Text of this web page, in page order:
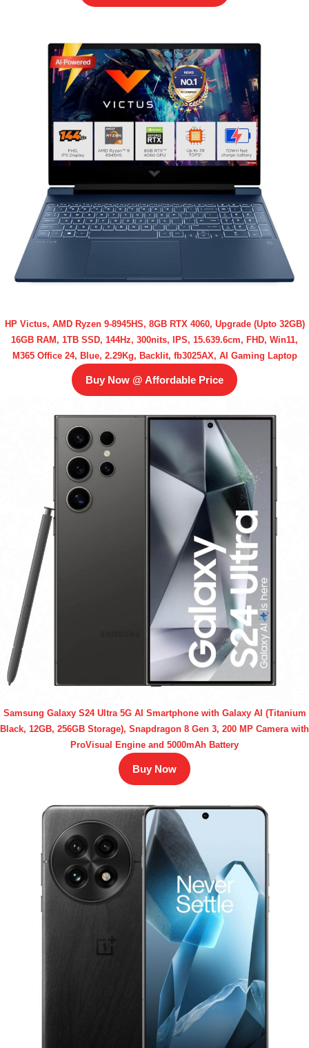
HP Victus, AMD Ryzen 9-8945HS, 8GB RTX 4060, Upgrade (Upto 32GB)
16GB RAM, 1TB SSD, 144Hz, 300nits, IPS, 15.639.6cm, FHD, Win11,
M365 Office 24, Blue, 2.29Kg, Backlit, fb3025AX, AI Gaming Laptop
Buy Now @ Affordable Price
Samsung Galaxy S24 Ultra 5G AI Smartphone with Galaxy AI (Titanium
Black, 12GB, 256GB Storage), Snapdragon 8 Gen 3, 200 MP Camera with
ProVisual Engine and 5000mAh Battery
Buy Now